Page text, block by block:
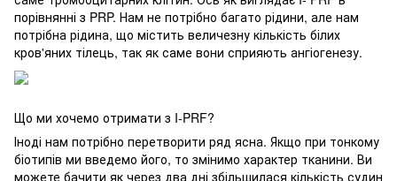
порівнянні з PRP. Нам не потрібно багато рідини, але нам
потрібна рідина, що містить величезну кількість білих
кров'яних тілець, так як саме вони сприяють ангіогенезу.
Що ми хочемо отримати з I-PRF?
Іноді нам потрібно перетворити ряд ясна. Якщо при тонкому
біотипів ми введемо його, то змінимо характер тканини. Ви
можете бачити як через два дні збільшилася кількість судин